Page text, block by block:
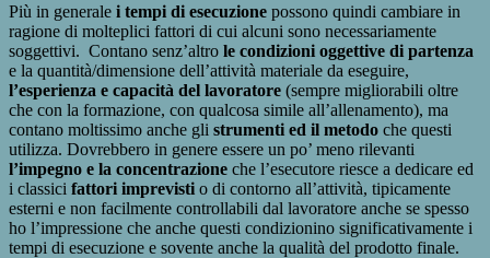
Più in generale i tempi di esecuzione possono quindi cambiare in
ragione di molteplici fattori di cui alcuni sono necessariamente
soggettivi. Contano senz’altro le condizioni oggettive di partenza
e la quantità/dimensione dell’attività materiale da eseguire,
l’esperienza e capacità del lavoratore (sempre migliorabili oltre
che con la formazione, con qualcosa simile all’allenamento), ma
contano moltissimo anche gli strumenti ed il metodo che questi
utilizza. Dovrebbero in genere essere un po’ meno rilevanti
l’impegno e la concentrazione che l’esecutore riesce a dedicare ed
i classici fattori imprevisti o di contorno all’attività, tipicamente
esterni e non facilmente controllabili dal lavoratore anche se spesso
ho l’impressione che anche questi condizionino significativamente i
tempi di esecuzione e sovente anche la qualità del prodotto finale.